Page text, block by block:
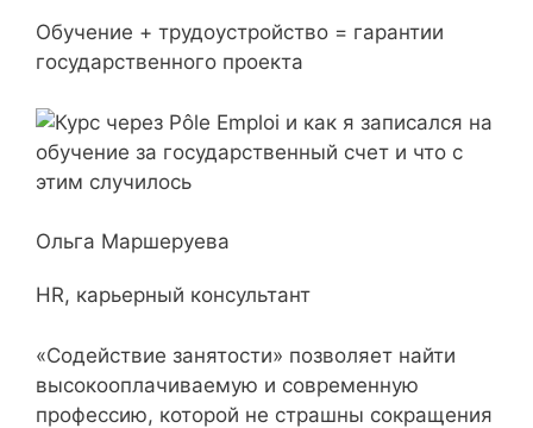
Обучение + трудоустройство = гарантии
государственного проекта
Ольга Маршеруева
HR, карьерный консультант
«Содействие занятости» позволяет найти
высокооплачиваемую и современную
профессию, которой не страшны сокращения